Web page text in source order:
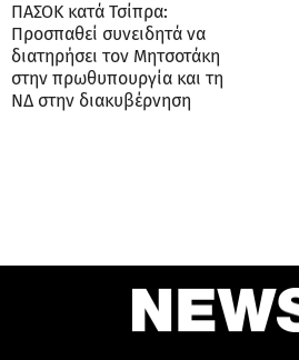
ΠΑΣΟΚ κατά Τσίπρα:
Προσπαθεί συνειδητά να
διατηρήσει τον Μητσοτάκη
στην πρωθυπουργία και τη
ΝΔ στην διακυβέρνηση